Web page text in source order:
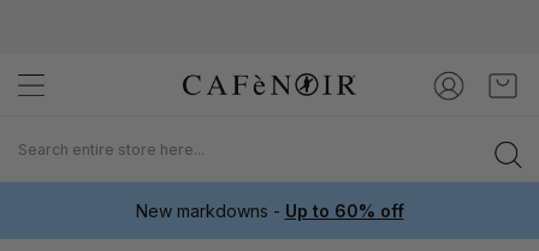
to
My
New markdowns - Up to 60% off